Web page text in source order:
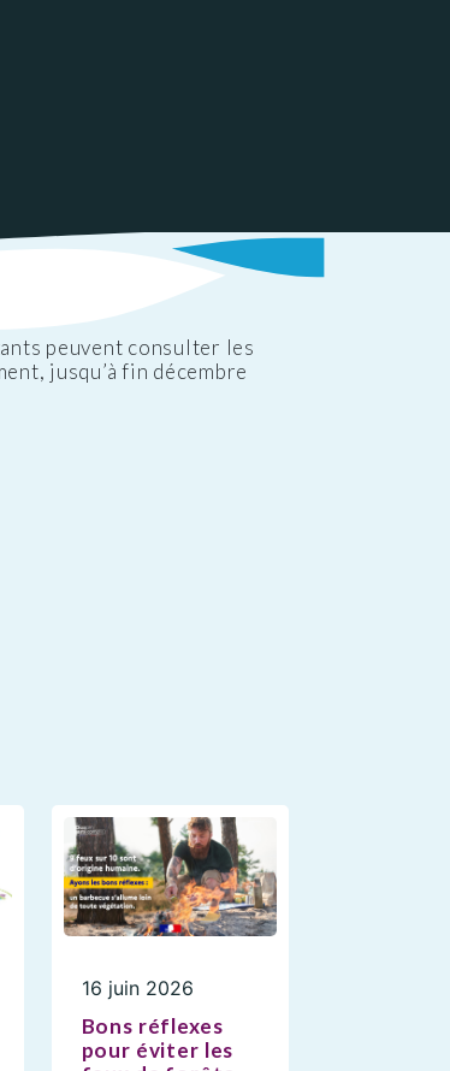
peuvent consulter les
jusqu’à fin décembre
16 juin 2026
Bons réflexes
pour éviter les